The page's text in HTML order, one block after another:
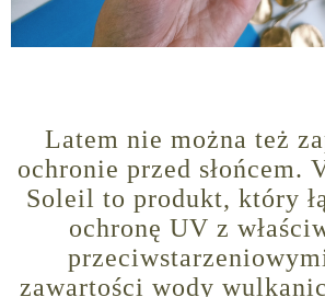
Latem nie można też
ochronie przed słońcem.
Soleil to produkt, który
ochronę UV z
zawartości wody